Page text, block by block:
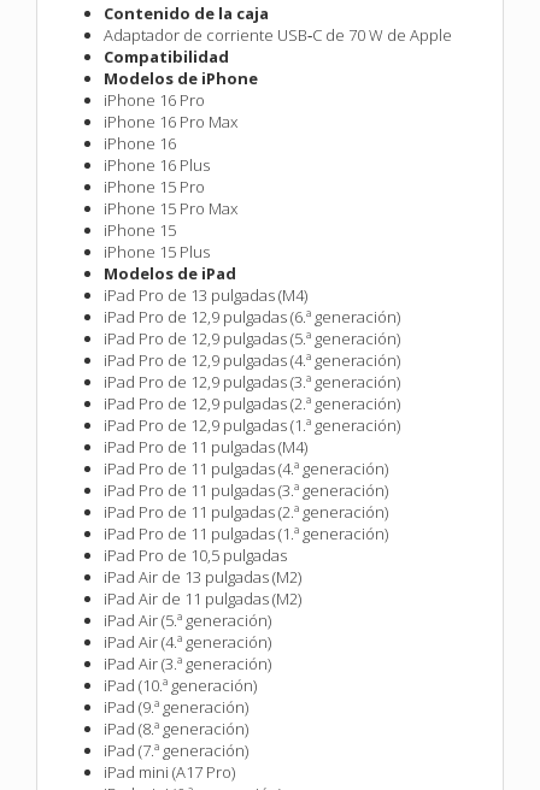
Contenido de la caja
Adaptador de corriente USB‑C de 70 W de Apple
Compatibilidad
Modelos de iPhone
iPhone 16 Pro
iPhone 16 Pro Max
iPhone 16
iPhone 16 Plus
iPhone 15 Pro
iPhone 15 Pro Max
iPhone 15
iPhone 15 Plus
Modelos de iPad
iPad Pro de 13 pulgadas (M4)
iPad Pro de 12,9 pulgadas (6.ª generación)
iPad Pro de 12,9 pulgadas (5.ª generación)
iPad Pro de 12,9 pulgadas (4.ª generación)
iPad Pro de 12,9 pulgadas (3.ª generación)
iPad Pro de 12,9 pulgadas (2.ª generación)
iPad Pro de 12,9 pulgadas (1.ª generación)
iPad Pro de 11 pulgadas (M4)
iPad Pro de 11 pulgadas (4.ª generación)
iPad Pro de 11 pulgadas (3.ª generación)
iPad Pro de 11 pulgadas (2.ª generación)
iPad Pro de 11 pulgadas (1.ª generación)
iPad Pro de 10,5 pulgadas
iPad Air de 13 pulgadas (M2)
iPad Air de 11 pulgadas (M2)
iPad Air (5.ª generación)
iPad Air (4.ª generación)
iPad Air (3.ª generación)
iPad (10.ª generación)
iPad (9.ª generación)
iPad (8.ª generación)
iPad (7.ª generación)
iPad mini (A17 Pro)